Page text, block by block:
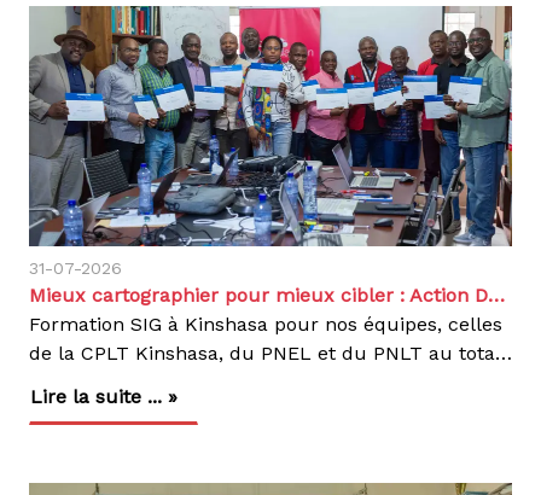
31-07-2026
Mieux cartographier pour mieux cibler : Action Damien renforce ses compétences géospatiales en RDC
Formation SIG à Kinshasa pour nos équipes, celles
de la CPLT Kinshasa, du PNEL et du PNLT au total 12 participants Du 27 au 31 juillet 2026, nous avons réuni douze participants issus de notre service médical, de la Coordination Provinciale Lèpre et Tuberculose de Kinshasa (CPLT) du Programme National d'Élimination de la Lèpre (PNEL) et du Programme National de Lutte contre la Tuberculose (PNLT), pour une formation d'initiation aux Systèmes d'Information Géographique (SIG), avec comme objectif de mieux cartographier nos zones d'intervention afin de lutter plus efficacement contre la lèpre et la tuberculose en République démocratique du Congo.Actif dans 9 provinces du pays contre la lèpre, la tuberculose et les maladies tropicales négligées (MTN), en appui aux deux programmes nationaux à travers nos différents projets, nos équipes produisent chaque mois un volume important de données de terrain, dont l'exploitation spatiale reste encore peu développée. C'est à ce besoin que répond cette formation.Animée par la Fondation Flowminder, dans le cadre d’un partenariat, la session s'est articulée en quatre étapes progressives : comprendre les fondamentaux de la donnée géospatiale, se familiariser avec le logiciel QGIS et les concepts cartographiques, préparer et géoréférencés des données fiables, puis produire des cartes exploitables pour la planification, le suivi et l'évaluation de nos programmes. Les travaux pratiques ont porté sur l'import et la gestion de données géographiques des zones de santé, localités, établissements de santé, ainsi que sur la visualisation et la production cartographiques.Pourquoi les SIG ?La cartographie numérique nous permet d'améliorer le ciblage des populations prioritaires, de visualiser précisément nos zones d'activité et de suivre les indicateurs de couverture de nos programmes. Elle rend visible ce qu'un tableau de données ne montre pas : les zones encore mal couvertes par le dépistage et les structures les plus éloignées de nos circuits d'appui.Former ensemble nos équipes et celles du PNEL et du PNLT permet à chacun de produire, lire et discuter les mêmes cartes. C'est la condition d'une microplanification réellement conjointe. L'implication des programmes nationaux d'élimination de la lèpre et de lutte contre la tuberculose garantit l'appropriation des outils développés et la durabilité des compétences acquises au-delà d'Action Damien.Les compétences acquises seront intégrées aux pratiques de travail de nos équipes : planification des activités de dépistage, préparation des missions de terrain et documentation de nos résultats auprès de nos partenaires techniques et financiers mais aussi dans la prise des décisions. Une manière, pour nous et pour nos partenaires, de mettre des outils opérationnels au service d'une meilleure planification des interventions et d'un accès élargi au dépistage et aux soins..Agir, c'est contagieux !
Lire la suite ... »